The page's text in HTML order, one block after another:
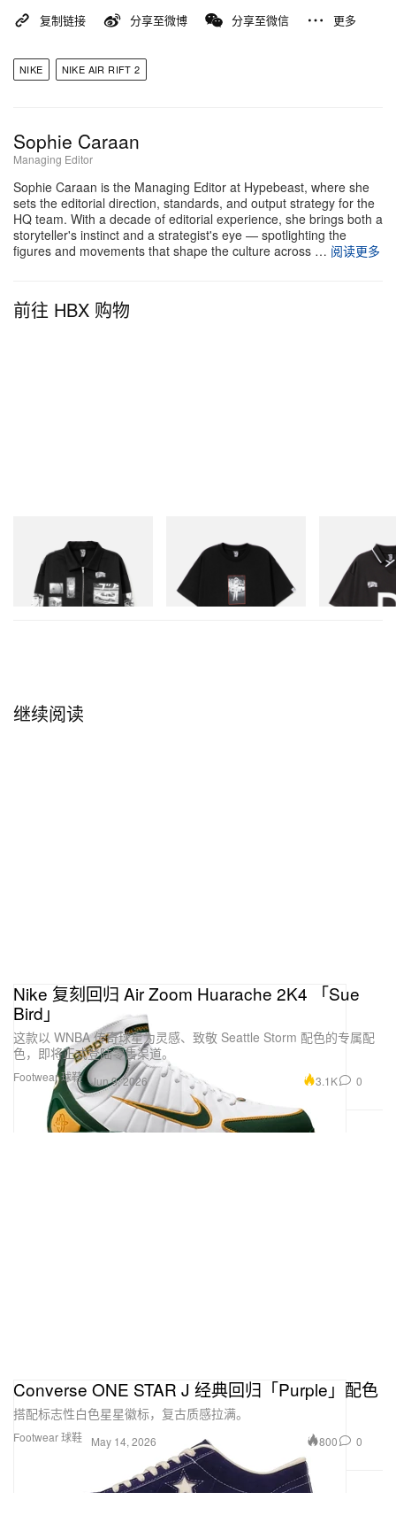
复制链接 分享至微博 分享至微信 更多
NIKE NIKE AIR RIFT 2
Sophie Caraan
Managing Editor
Sophie Caraan is the Managing Editor at Hypebeast, where she
sets the editorial direction, standards, and output strategy for the
HQ team. With a decade of editorial experience, she brings both a
storyteller's instinct and a strategist's eye — spotlighting the
figures and movements that shape the culture across … 阅读更多
前往 HBX 购物
Billionaire Boys Club X Initial
D Cotton Jacket
立刻购入
BILLIONAIRE BOYS CLUB X
INITIAL D COTTON T-SHIRT
立刻购入
Billionaire
D Game Shirt
立刻购入
继续阅读
Footwear 球鞋
Nike 复刻回归 Air Zoom Huarache 2K4 「Sue
Bird」
这款以 WNBA 传奇球星为灵感、致敬 Seattle Storm 配色的专属配
色，即将正式登陆零售渠道。
Jun 9, 2026 3.1K 0
Footwear 球鞋
Converse ONE STAR J 经典回归「Purple」配色
搭配标志性白色星星徽标，复古质感拉满。
May 14, 2026 800 0